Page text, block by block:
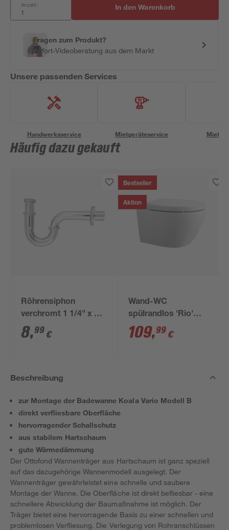
Anzahl: In den Warenkorb
Fragen zum Produkt?
Sofort-Videoberatung aus dem Markt
Unsere passenden Services
Handwerksservice Mietgeräteservice
Häufig dazu gekauft
Röhrensiphon
verchromt 1 1/4" x 32
mm
8,99 €
Bestseller
Aktion
Wand-WC
spülrandlos 'Rio'
inklusive WC-Sitz
weiß
109,99 €
Beschreibung
zur Montage der Badewanne Koala Vario Modell B
direkt verfliesbare Oberfläche
hervorragender Schallschutz
aus stabilem Hartschaum
gute Wärmedämmung
Der Ottofond Wannenträger aus Hartschaum ist ganz speziell
auf das dazugehörige Wannenmodell ausgelegt. Der
Wannenträger gewährleistet eine schnelle und saubere
Montage der Wanne. Die Oberfläche ist direkt befliesbar - eine
schnellere Abwicklung der Baumaßnahme ist möglich. Der
Träger bietet eine hervorragende Basis zu einer schnellen und
problemlosen Verfliesung. Die Verlegung von Rohranschlüssen